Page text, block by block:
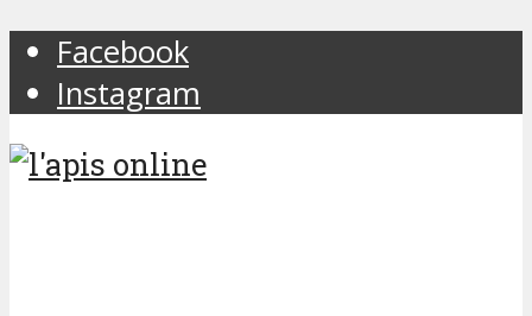
Facebook
Instagram